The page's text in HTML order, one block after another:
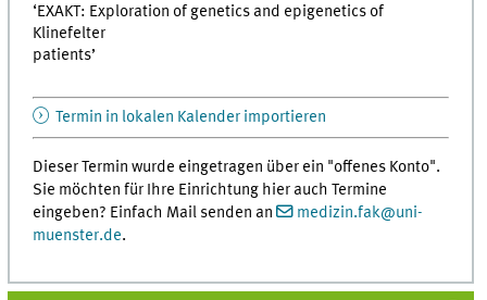
‘EXAKT: Exploration of genetics and epigenetics of
Klinefelter
patients’
Termin in lokalen Kalender importieren
Dieser Termin wurde eingetragen über ein "offenes Konto".
Sie möchten für Ihre Einrichtung hier auch Termine
eingeben? Einfach Mail senden an
medizin.fak@uni-
muenster.de.